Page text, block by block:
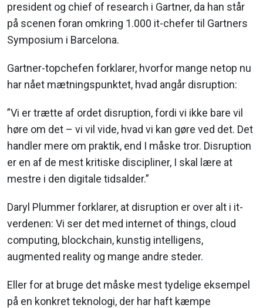
president og chief of research i Gartner, da han står
på scenen foran omkring 1.000 it-chefer til Gartners
Symposium i Barcelona.
Gartner-topchefen forklarer, hvorfor mange netop nu
har nået mætningspunktet, hvad angår disruption:
”Vi er trætte af ordet disruption, fordi vi ikke bare vil
høre om det – vi vil vide, hvad vi kan gøre ved det. Det
handler mere om praktik, end I måske tror. Disruption
er en af de mest kritiske discipliner, I skal lære at
mestre i den digitale tidsalder.”
Daryl Plummer forklarer, at disruption er over alt i it-
verdenen: Vi ser det med internet of things, cloud
computing, blockchain, kunstig intelligens,
augmented reality og mange andre steder.
Eller for at bruge det måske mest tydelige eksempel
på en konkret teknologi, der har haft kæmpe